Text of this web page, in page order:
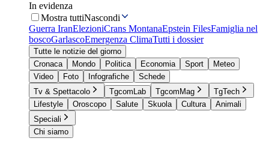
In evidenza
Mostra tuttiNascondi
Guerra IranElezioniCrans MontanaEpstein FilesFamiglia nel
boscoGarlascoEmergenza ClimaTutti i dossier
Tutte le notizie del giorno
Cronaca
Mondo Politica Economia Sport
Meteo
Video
Foto Infografiche
Schede
Tv & Spettacolo
TgcomLab TgcomMag
TgTech
Lifestyle
Oroscopo Salute Skuola Cultura
Animali
Speciali
Chi siamo